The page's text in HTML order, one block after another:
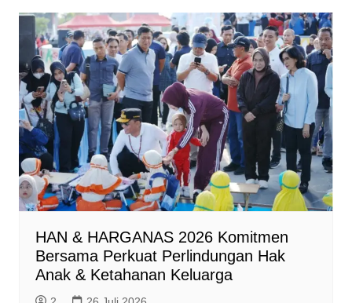
HAN & HARGANAS 2026 Komitmen
Bersama Perkuat Perlindungan Hak
Anak & Ketahanan Keluarga